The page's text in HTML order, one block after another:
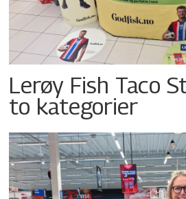
Lerøy Fish Taco
to kategorier